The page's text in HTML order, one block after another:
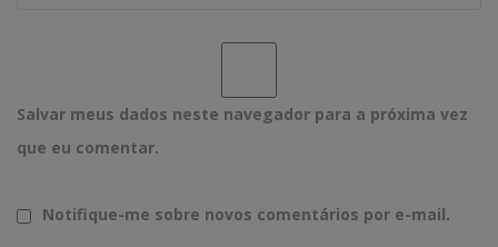
Salvar meus dados neste navegador para a próxima vez
que eu comentar.
Notifique-me sobre novos comentários por e-mail.